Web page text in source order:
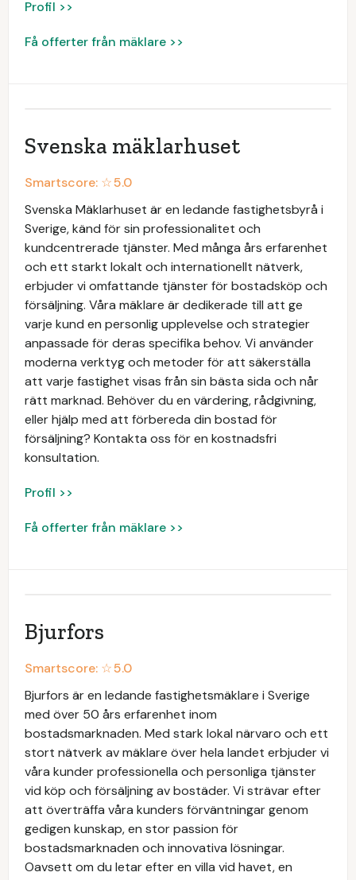
Profil >>
Få offerter från mäklare >>
Svenska mäklarhuset
Smartscore: ☆5.0
Svenska Mäklarhuset är en ledande fastighetsbyrå i
Sverige, känd för sin professionalitet och
kundcentrerade tjänster. Med många års erfarenhet
och ett starkt lokalt och internationellt nätverk,
erbjuder vi omfattande tjänster för bostadsköp och
försäljning. Våra mäklare är dedikerade till att ge
varje kund en personlig upplevelse och strategier
anpassade för deras specifika behov. Vi använder
moderna verktyg och metoder för att säkerställa
att varje fastighet visas från sin bästa sida och når
rätt marknad. Behöver du en värdering, rådgivning,
eller hjälp med att förbereda din bostad för
försäljning? Kontakta oss för en kostnadsfri
konsultation.
Profil >>
Få offerter från mäklare >>
Bjurfors
Smartscore: ☆5.0
Bjurfors är en ledande fastighetsmäklare i Sverige
med över 50 års erfarenhet inom
bostadsmarknaden. Med stark lokal närvaro och ett
stort nätverk av mäklare över hela landet erbjuder vi
våra kunder professionella och personliga tjänster
vid köp och försäljning av bostäder. Vi strävar efter
att överträffa våra kunders förväntningar genom
gedigen kunskap, en stor passion för
bostadsmarknaden och innovativa lösningar.
Oavsett om du letar efter en villa vid havet, en